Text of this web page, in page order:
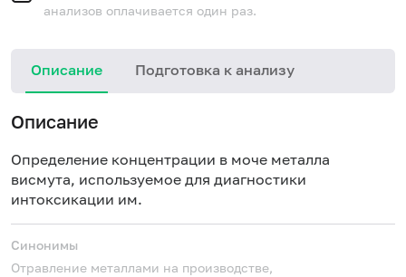
анализов оплачивается один раз.
Описание Подготовка к анализу
Описание
Определение концентрации в моче металла
висмута, используемое для диагностики
интоксикации им.
Синонимы
Отравление металлами на производстве,